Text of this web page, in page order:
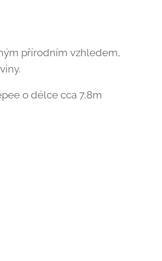
přírodním vzhledem,
o délce cca 7,8m